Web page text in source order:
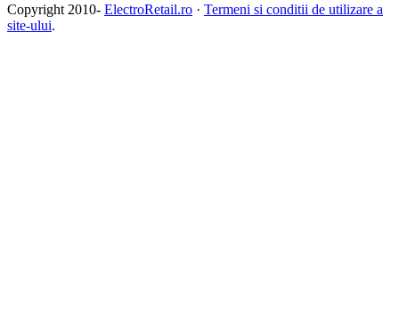
Copyright 2010- ElectroRetail.ro · Termeni si conditii de utilizare a
site-ului.